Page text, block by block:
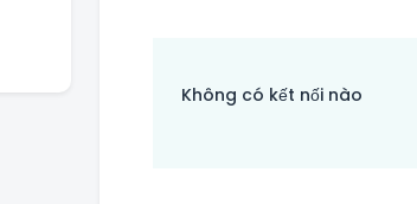
Không có kết nối nào